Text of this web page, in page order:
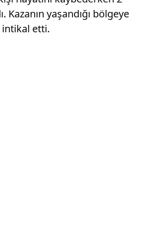
Kazanın yaşandığı bölgeye
intikal etti.